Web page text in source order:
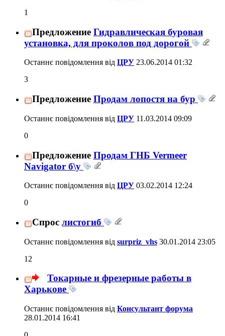
1
Предложение Гидравлическая буровая
установка, для проколов под дорогой
Останнє повідомлення від ЦРУ 23.06.2014 01:32
3
Предложение Продам лопостя на бур
Останнє повідомлення від ЦРУ 11.03.2014 09:09
0
Предложение Продам ГНБ Vermeer
Navigator б\у
Останнє повідомлення від ЦРУ 03.02.2014 12:24
0
Спрос листогиб
Останнє повідомлення від surpriz_vhs 30.01.2014 23:05
12
Токарные и фрезерные работы в
Харькове
Останнє повідомлення від Консультант форума
28.01.2014 16:41